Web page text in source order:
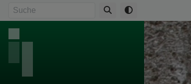
Direkt
Inhalt